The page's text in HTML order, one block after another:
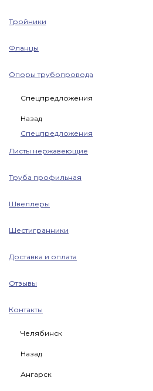
Тройники
Фланцы
Опоры трубопровода
Спецпредложения
Назад
Спецпредложения
Листы нержавеющие
Труба профильная
Швеллеры
Шестигранники
Доставка и оплата
Отзывы
Контакты
Челябинск
Назад
Ангарск